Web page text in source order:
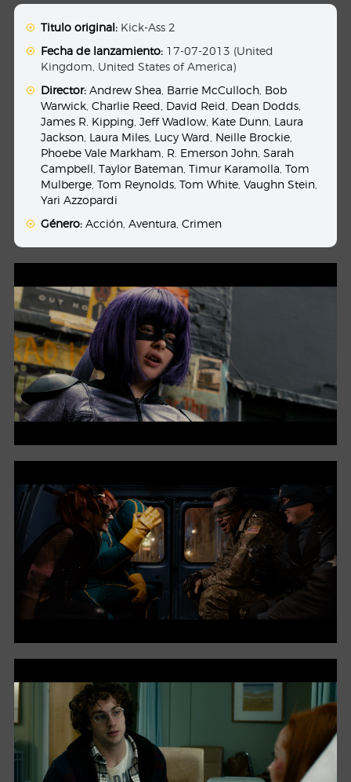
Titulo original: Kick-Ass 2
Fecha de lanzamiento: 17-07-2013 (United
Kingdom, United States of America)
Director: Andrew Shea Barrie McCulloch Bob
Warwick ,Charlie Reed David Reid Dean Dodds
James R. Kipping ,Jeff Wadlow Kate Dunn Laura
Jackson Laura Miles Lucy Ward Neille Brockie
Phoebe Vale Markham R. Emerson John ,Sarah
Campbell ,Taylor Bateman ,Timur Karamolla ,Tom
Mulberge ,Tom Reynolds ,Tom White ,Vaughn Stein
Yari Azzopardi
Género: Acción ,Aventura ,Crimen